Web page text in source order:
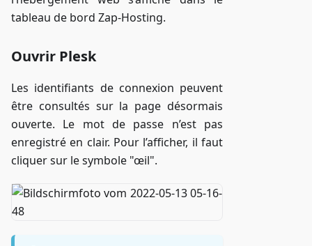
tableau de bord Zap-Hosting.
Ouvrir Plesk
Les identifiants de connexion peuvent
être consultés sur la page désormais
ouverte. Le mot de passe n’est pas
enregistré en clair. Pour l’afficher, il faut
cliquer sur le symbole "œil".